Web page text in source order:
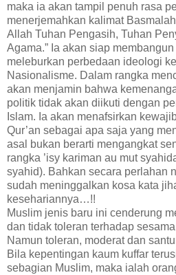
maka ia akan tampil penuh rasa
menerjemahkan kalimat
Allah Tuhan Pengasih, Tuhan
Agama.” Ia akan siap
meleburkan perbedaan ideologi
Nasionalisme. Dalam rangka
akan menjamin bahwa
politik tidak akan diikuti dengan
Islam. Ia akan menafsirkan
Qur’an sebagai apa saja yang
asal bukan berarti mengangkat
rangka ’isy kariman au mut
syahid). Bahkan secara perlahan
sudah meninggalkan kosa kata
kesehariannya…!!
Muslim jenis baru ini cenderung
dan tidak toleran terhadap
Namun toleran, moderat dan
Bila kepentingan kaum kuffar
sebagian Muslim, maka ialah